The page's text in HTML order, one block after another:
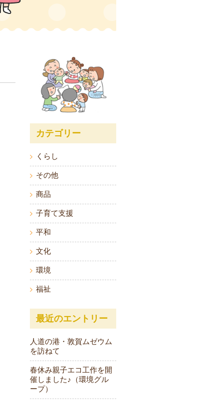
カテゴリー
くらし
その他
商品
子育て支援
平和
文化
環境
福祉
最近のエントリー
人道の港・敦賀ムゼウム
を訪ねて
春休み親子エコ工作を開
催しました♪（環境グル
ープ）